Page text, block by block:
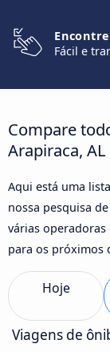
Fácil e
Compare
Arapiraca,
Aqui está uma
nossa pesquisa
várias
para os próximos
Hoje
Viagens de